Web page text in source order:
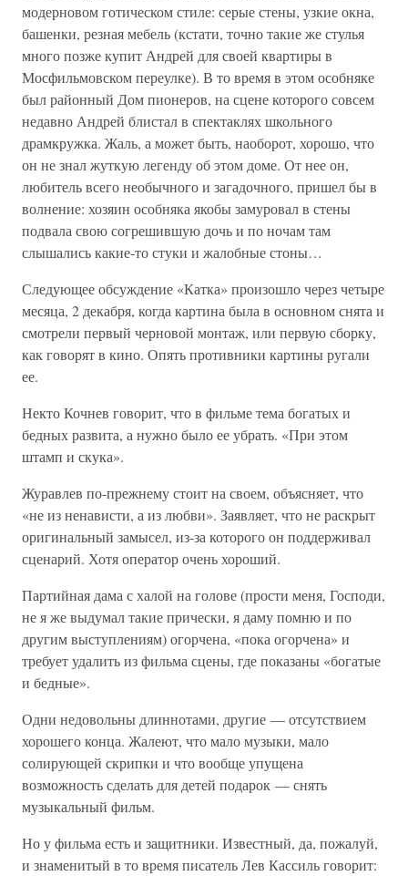
модерновом готическом стиле: серые стены, узкие окна,
башенки, резная мебель (кстати, точно такие же стулья
много позже купит Андрей для своей квартиры в
Мосфильмовском переулке). В то время в этом особняке
был районный Дом пионеров, на сцене которого совсем
недавно Андрей блистал в спектаклях школьного
драмкружка. Жаль, а может быть, наоборот, хорошо, что
он не знал жуткую легенду об этом доме. От нее он,
любитель всего необычного и загадочного, пришел бы в
волнение: хозяин особняка якобы замуровал в стены
подвала свою согрешившую дочь и по ночам там
слышались какие-то стуки и жалобные стоны…
Следующее обсуждение «Катка» произошло через четыре
месяца, 2 декабря, когда картина была в основном снята и
смотрели первый черновой монтаж, или первую сборку,
как говорят в кино. Опять противники картины ругали
ее.
Некто Кочнев говорит, что в фильме тема богатых и
бедных развита, а нужно было ее убрать. «При этом
штамп и скука».
Журавлев по-прежнему стоит на своем, объясняет, что
«не из ненависти, а из любви». Заявляет, что не раскрыт
оригинальный замысел, из-за которого он поддерживал
сценарий. Хотя оператор очень хороший.
Партийная дама с халой на голове (прости меня, Господи,
не я же выдумал такие прически, я даму помню и по
другим выступлениям) огорчена, «пока огорчена» и
требует удалить из фильма сцены, где показаны «богатые
и бедные».
Одни недовольны длиннотами, другие — отсутствием
хорошего конца. Жалеют, что мало музыки, мало
солирующей скрипки и что вообще упущена
возможность сделать для детей подарок — снять
музыкальный фильм.
Но у фильма есть и защитники. Известный, да, пожалуй,
и знаменитый в то время писатель Лев Кассиль говорит: